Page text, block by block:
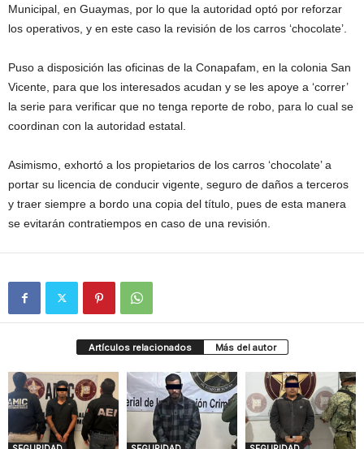
Municipal, en Guaymas, por lo que la autoridad optó por reforzar
los operativos, y en este caso la revisión de los carros ‘chocolate’.
Puso a disposición las oficinas de la Conapafam, en la colonia San
Vicente, para que los interesados acudan y se les apoye a ‘correr’
la serie para verificar que no tenga reporte de robo, para lo cual se
coordinan con la autoridad estatal.
Asimismo, exhortó a los propietarios de los carros ‘chocolate’ a
portar su licencia de conducir vigente, seguro de daños a terceros
y traer siempre a bordo una copia del título, pues de esta manera
se evitarán contratiempos en caso de una revisión.
Artículos relacionados Más del autor